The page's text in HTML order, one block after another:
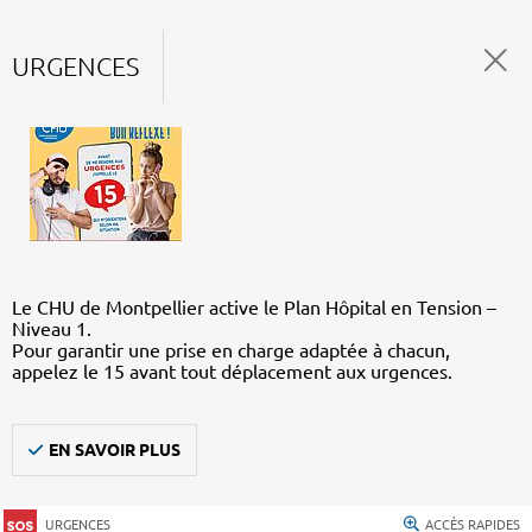
URGENCES
Le CHU de Montpellier active le Plan Hôpital en Tension –
Niveau 1.
Pour garantir une prise en charge adaptée à chacun,
appelez le 15 avant tout déplacement aux urgences.
EN SAVOIR PLUS
URGENCES ACCÈS RAPIDES